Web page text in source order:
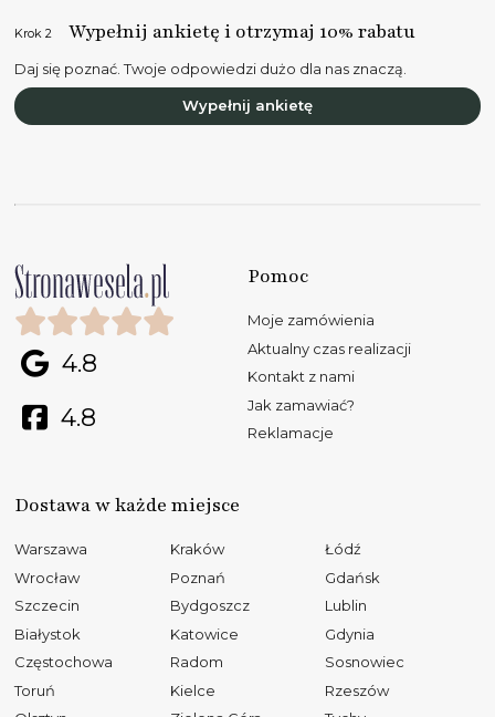
Krok 2 Wypełnij ankietę i otrzymaj 10% rabatu
Daj się poznać. Twoje odpowiedzi dużo dla nas znaczą.
Wypełnij ankietę
4.8
4.8
Pomoc
Moje zamówienia
Aktualny czas realizacji
Kontakt z nami
Jak zamawiać?
Reklamacje
Dostawa w każde miejsce
Warszawa Kraków
Łódź
Wrocław
Poznań
Gdańsk
Szczecin
Bydgoszcz
Lublin
Białystok
Katowice
Gdynia
Częstochowa
Radom
Sosnowiec
Toruń
Kielce
Rzeszów